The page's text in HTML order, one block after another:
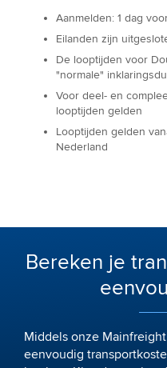
Aanmelden: 1 dag
Eilanden zijn
De looptijden voor
"normale"
Voor deel- en
looptijden gelden
Looptijden gelden
Nederland
Bereken je
Middels onze
eenvoudig